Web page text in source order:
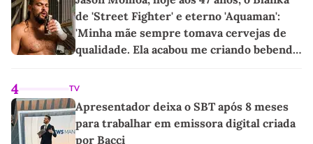
de 'Street Fighter' e eterno 'Aquaman':
'Minha mãe sempre tomava cervejas de
qualidade. Ela acabou me criando bebendo
4 TV
Apresentador deixa o SBT após 8 meses
para trabalhar em emissora digital criada
por Bacci